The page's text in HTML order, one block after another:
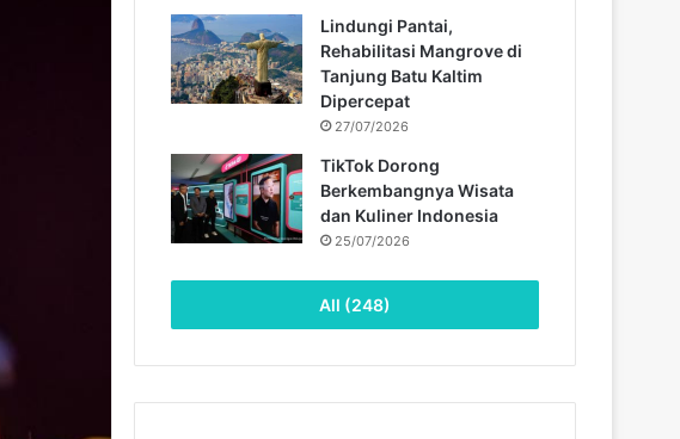
Lindungi Pantai,
Rehabilitasi Mangrove di
Tanjung Batu Kaltim
Dipercepat
27/07/2026
TikTok Dorong
Berkembangnya Wisata
dan Kuliner Indonesia
25/07/2026
All (248)